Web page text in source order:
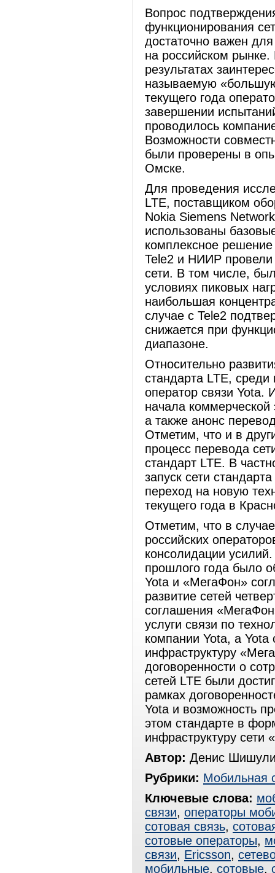
Вопрос
функционирования
достаточно важен
на российском
результатах
называемую
текущего года
завершении
проводилось
Возможности
были проверены в
Омске.
Для проведения
LTE, поставщиком
Nokia Siemens
использованы
комплексное
Tele2 и НИИР
сети. В том числе,
условиях пиковых
наибольшая
случае с Tele2
снижается при
диапазоне.
Относительно
стандарта LTE,
оператор связи Yota.
начала коммерческой
а также анонс
Отметим, что и в
процесс перевода
стандарт LTE. В
запуск сети
переход на новую
текущего года в
Отметим, что в
российских
консолидации
прошлого года было
Yota и «МегаФон»
развитие сетей
соглашения
услуги связи по
компании Yota, а Yota
инфраструктуру
договоренности о
сетей LTE были
рамках
Yota и возможность
этом стандарте в
инфраструктуру сети
Автор: Денис
Рубрики: Мобильная
Ключевые слова:
связи, операторы
сотовая связь,
сотовые операторы,
связи, Ericsson,
мобильные, сотовые,